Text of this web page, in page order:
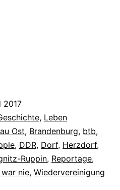
2017
, Leben
Ost, Brandenburg, btb,
, DDR, Dorf, Herzdorf,
Ruppin, Reportage,
nie, Wiedervereinigung